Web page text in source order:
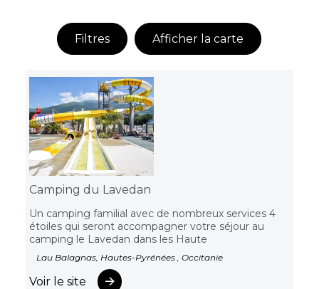
Filtres Afficher la carte
Camping du Lavedan
Un camping familial avec de nombreux services 4
étoiles qui seront accompagner votre séjour au
camping le Lavedan dans les Haute
Lau Balagnas, Hautes-Pyrénées , Occitanie
Voir le site